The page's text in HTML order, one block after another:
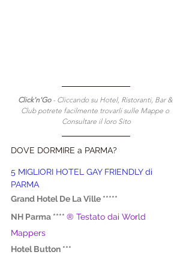
Click'n'Go - Cliccando su Hotel, Ristoranti, Bar &
Club potrete facilmente trovarli sulle Mappe o
Consultare il loro Sito
DOVE DORMIRE a PARMA?
5 MIGLIORI HOTEL GAY FRIENDLY di
PARMA
Grand Hotel De La Ville *****
NH Parma **** ® Testato dai World
Mappers
Hotel Button ***